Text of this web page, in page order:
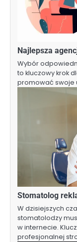
Najlepsza
Wybór
to kluczowy krok
promować swoje
Stomatolog
W dzisiejszych
stomatolodzy
w internecie.
profesjonalnej